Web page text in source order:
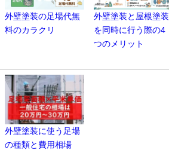
外壁塗装の足場代無
料のカラクリ
外壁塗装と屋根塗装
を同時に行う際の4
つのメリット
外壁塗装に使う足場
の種類と費用相場